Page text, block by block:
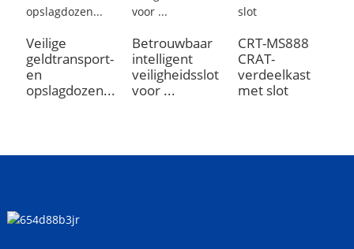
Veilige
geldtransport-
en
opslagdozen...
Betrouwbaar
intelligent
veiligheidsslot
voor ...
CRT-MS888
CRAT-
verdeelkast
met slot